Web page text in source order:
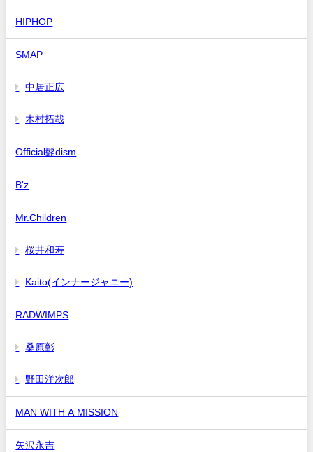
HIPHOP
SMAP
中居正広
木村拓哉
Official髭dism
B'z
Mr.Children
桜井和寿
Kaito(インナージャニー)
RADWIMPS
桑原彰
野田洋次郎
MAN WITH A MISSION
矢沢永吉